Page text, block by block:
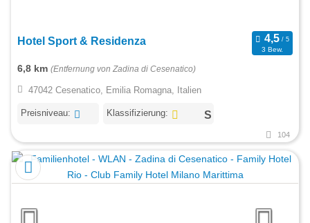
Hotel Sport & Residenza
3 Bew.
6,8 km (Entfernung von Zadina di Cesenatico)
47042 Cesenatico, Emilia Romagna, Italien
Preisniveau: Klassifizierung:
104